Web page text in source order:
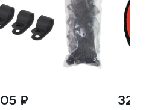
₽ 326